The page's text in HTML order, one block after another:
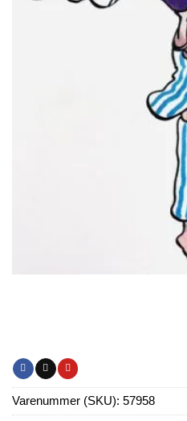
Varenummer (SKU): 57958